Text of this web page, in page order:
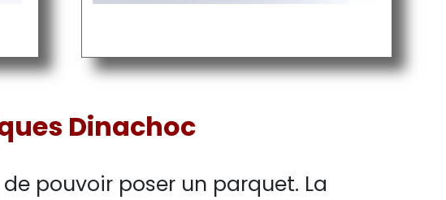
Dinachoc
pouvoir poser un parquet. La